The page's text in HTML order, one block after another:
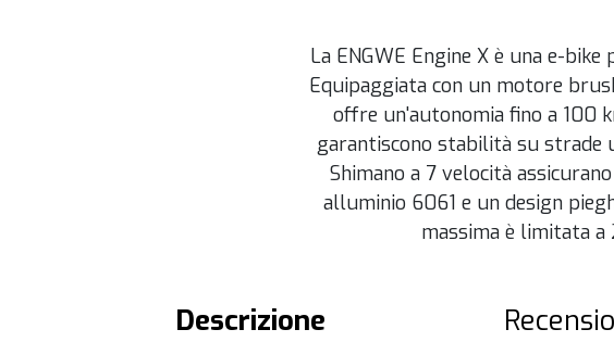
La ENGWE Engine X è una e-
Equipaggiata con un motore
offre un'autonomia fino a 100
garantiscono stabilità su strade
Shimano a 7 velocità
alluminio 6061 e un design
massima è limitata
Descrizione